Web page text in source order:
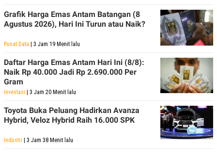
Grafik Harga Emas Antam Batangan (8
Agustus 2026), Hari Ini Turun atau Naik?
Pusat Data | 3 Jam 19 Menit lalu
Daftar Harga Emas Antam Hari Ini (8/8):
Naik Rp 40.000 Jadi Rp 2.690.000 Per
Gram
Investasi | 3 Jam 20 Menit lalu
Toyota Buka Peluang Hadirkan Avanza
Hybrid, Veloz Hybrid Raih 16.000 SPK
Industri | 3 Jam 38 Menit lalu